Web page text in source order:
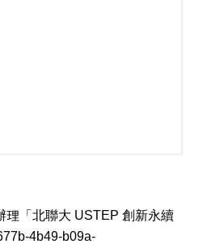
理「北聯大 USTEP 創新永續
4b49-b09a-